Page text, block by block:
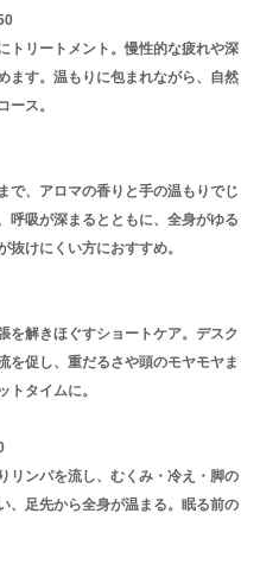
トリートメント。慢性的な疲れや深
ます。温もりに包まれながら、自然
ース。
で、アロマの香りと手の温もりでじ
呼吸が深まるとともに、全身がゆる
けにくい方におすすめ。
を解きほぐすショートケア。デスク
を促し、重だるさや頭のモヤモヤま
トタイムに。
リンパを流し、むくみ・冷え・脚の
、足先から全身が温まる。眠る前の